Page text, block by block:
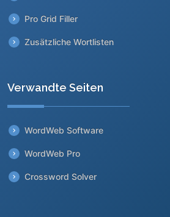
Pro Grid Filler
Zusätzliche Wortlisten
Verwandte Seiten
WordWeb Software
WordWeb Pro
Crossword Solver